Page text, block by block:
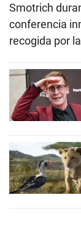
Smotrich
conferencia
recogida por